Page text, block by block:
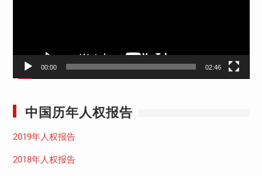
00:00 02:46
中国历年人权报告
2019年人权报告
2018年人权报告